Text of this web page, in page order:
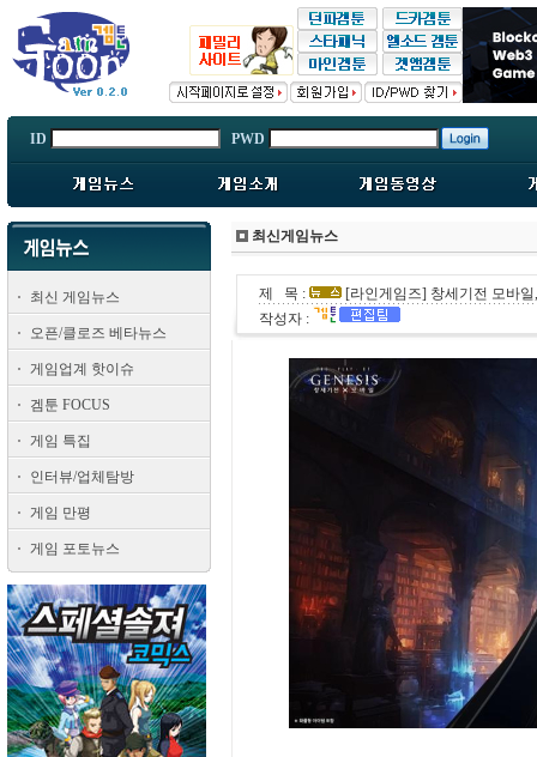
ID PWD
최신 게임뉴스
오픈/클로즈 베타뉴스
게임업계 핫이슈
겜툰 FOCUS
게임 특집
인터뷰/업체탐방
게임 만평
게임 포토뉴스
최신게임뉴스
제 목 :
[라인게임즈] 창세기전 모바
작성자 :